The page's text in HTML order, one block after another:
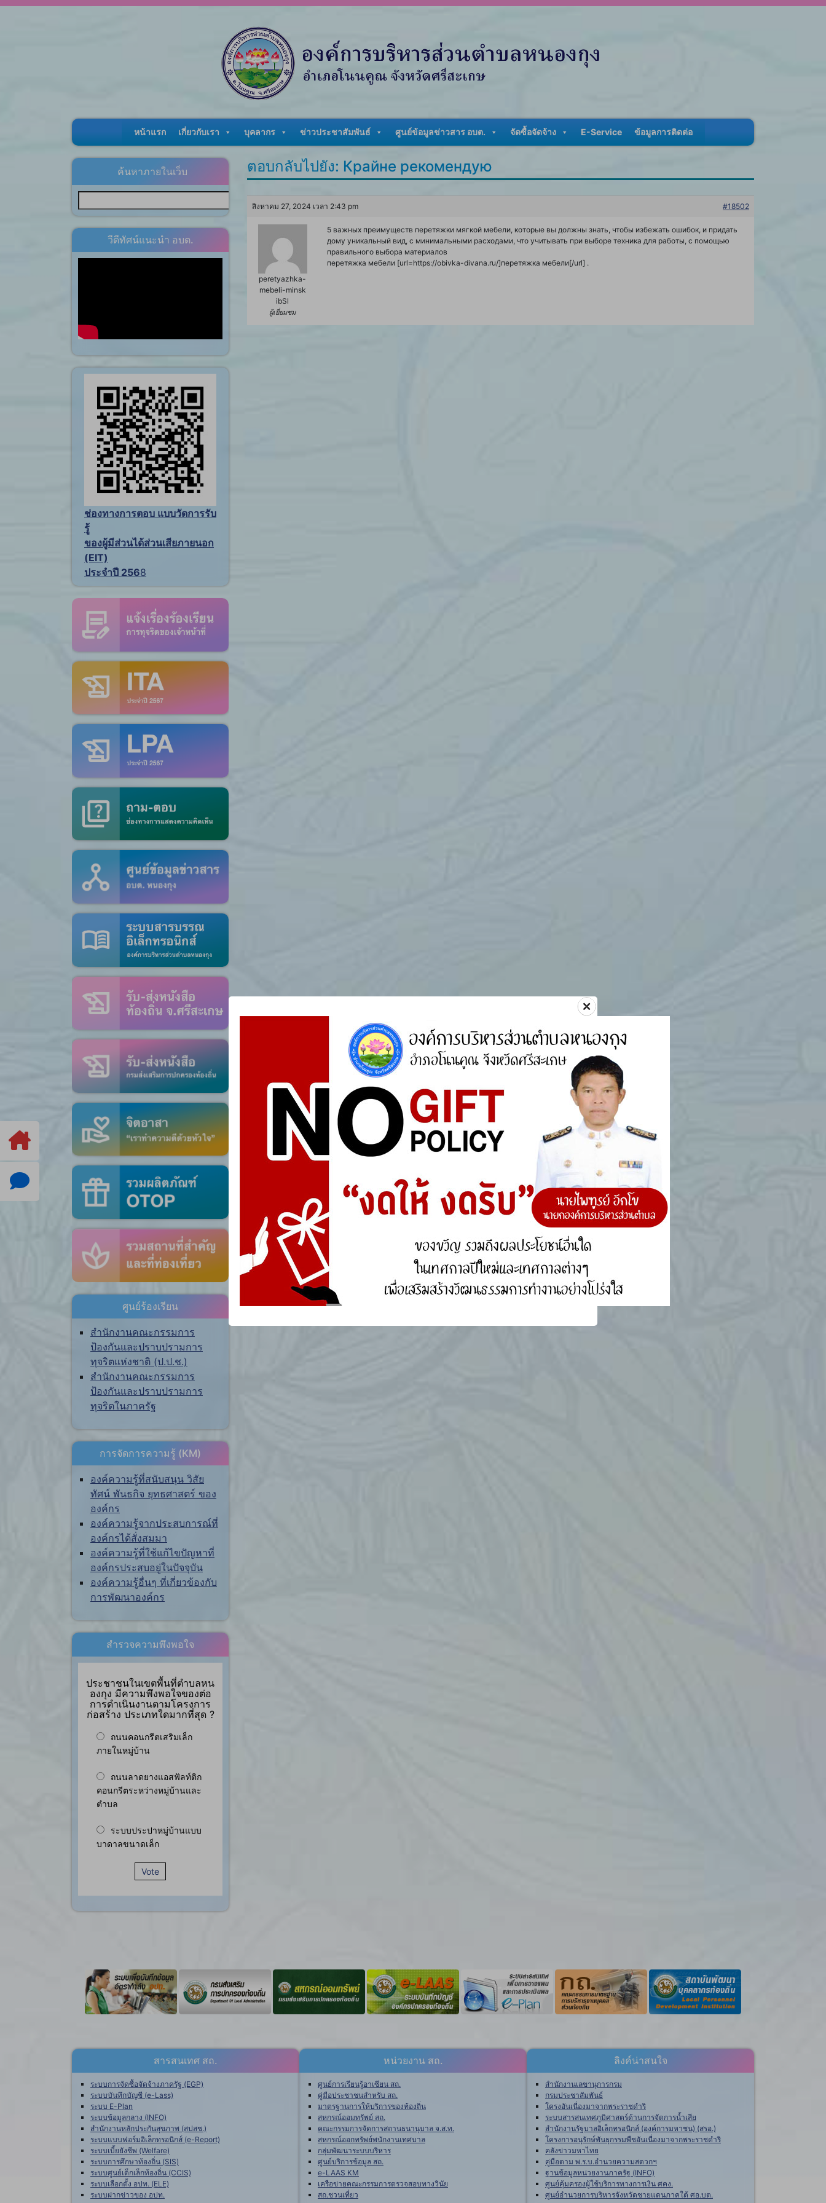
หน้าแรก เกี่ยวกับเรา บุคลากร ข่าวประชาสัมพันธ์ ศูนย์ข้อมูลข่าวสาร อบต. จัดซื้อจัดจ้าง E-Service ข้อมูลการติดต่อ
ค้นหาภายในเว็บ
วีดีทัศน์แนะนำ อบต.
ช่องทางการตอบ แบบวัดการรับ
รู้
ของผู้มีส่วนได้ส่วนเสียภายนอก
(EIT)
ประจำปี 2568
ศูนย์ร้องเรียน
สำนักงานคณะกรรมการ
ป้องกันและปราบปรามการ
ทุจริตแห่งชาติ (ป.ป.ช.)
สำนักงานคณะกรรมการ
ป้องกันและปราบปรามการ
ทุจริตในภาครัฐ
การจัดการความรู้ (KM)
องค์ความรู้ที่สนับสนุน วิสัย
ทัศน์ พันธกิจ ยุทธศาสตร์ ของ
องค์กร
องค์ความรู้จากประสบการณ์ที่
องค์กรได้สั่งสมมา
องค์ความรู้ที่ใช้แก้ไขปัญหาที่
องค์กรประสบอยู่ในปัจจุบัน
องค์ความรู้อื่นๆ ที่เกี่ยวข้องกับ
การพัฒนาองค์กร
สำรวจความพึงพอใจ
ประชาชนในเขตพื้นที่ตำบลหน
องกุง มีความพึงพอใจของต่อ
การดำเนินงานตามโครงการ
ก่อสร้าง ประเภทใดมากที่สุด ?
ถนนคอนกรีตเสริมเล็ก
ภายในหมู่บ้าน
ถนนลาดยางแอสฟัลท์ติก
คอนกรีตระหว่างหมู่บ้านและ
ตำบล
ระบบประปาหมู่บ้านแบบ
บาดาลขนาดเล็ก
Vote
ตอบกลับไปยัง: Крайне рекомендую
สิงหาคม 27, 2024 เวลา 2:43 pm #18502
peretyazhka-
mebeli-minsk
ibSl
ผู้เยี่ยมชม
5 важных преимуществ перетяжки мягкой мебели, которые вы должны знать, чтобы избежать ошибок, и придать
дому уникальный вид, с минимальными расходами, что учитывать при выборе техника для работы, с помощью
правильного выбора материалов
перетяжка мебели [url=https://obivka-divana.ru/]перетяжка мебели[/url] .
สารสนเทศ สถ.
ระบบการจัดซื้อจัดจ้างภาครัฐ (EGP)
ระบบบันทึกบัญชี (e-Lass)
ระบบ E-Plan
ระบบข้อมูลกลาง (INFO)
สำนักงานหลักประกันสุขภาพ (สปสช.)
ระบบแบบฟอร์มอิเล็กทรอนิกส์ (e-Report)
ระบบเบี้ยยังชีพ (Welfare)
ระบบการศึกษาท้องถิ่น (SIS)
ระบบศูนย์เด็กเล็กท้องถิ่น (CCIS)
ระบบเลือกตั้ง อปท. (ELE)
ระบบฝากข่าวของ อปท.
หน่วยงาน สถ.
ศูนย์การเรียนรู้อาเซียน สถ.
คู่มือประชาชนสำหรับ สถ.
มาตรฐานการให้บริการของท้องถิ่น
สหกรณ์ออมทรัพย์ สถ.
คณะกรรมการจัดการสถานธนานุบาล จ.ส.ท.
สหกรณ์ออกทรัพย์พนักงานเทศบาล
กลุ่มพัฒนาระบบบริหาร
ศูนย์บริการข้อมูล สถ.
e-LAAS KM
เครือข่ายคณะกรรมการตรวจสอบทางวินัย
สถ.ชวนเที่ยว
ลิงค์น่าสนใจ
สำนักงานเลขานุการกรม
กรมประชาสัมพันธ์
โครงอันเนื่องมาจากพระราชดำริ
ระบบสารสนเทศภูมิศาสตร์ด้านการจัดการน้ำเสีย
สำนักงานรัฐบาลอิเล็กทรอนิกส์ (องค์การมหาชน) (สรอ.)
โครงการอนุรักษ์พันธุกรรมพืชอันเนื่องมาจากพระราชดำริ
คลังข่าวมหาไทย
คู่มือตาม พ.ร.บ.อำนวยความสดวกฯ
ฐานข้อมูลหน่วยงานภาครัฐ (INFO)
ศูนย์คุ้มครองผู้ใช้บริการทางการเงิน ศคง.
ศูนย์อำนวยการบริหารจังหวัดชายแดนภาคใต้ ศอ.บต.